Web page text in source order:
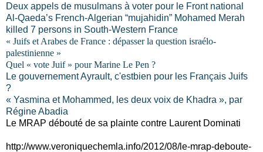
Deux appels de musulmans à voter pour le Front national
Al-Qaeda’s French-Algerian “mujahidin” Mohamed Merah
killed 7 persons in South-Western France
« Juifs et Arabes de France : dépasser la question israélo-
palestinienne »
Quel « vote Juif » pour Marine Le Pen ?
Le gouvernement Ayrault, c'estbien pour les Français Juifs
?
« Yasmina et Mohammed, les deux voix de Khadra », par
Régine Abadia
Le MRAP débouté de sa plainte contre Laurent Dominati
http://www.veroniquechemla.info/2012/08/le-mrap-deboute-